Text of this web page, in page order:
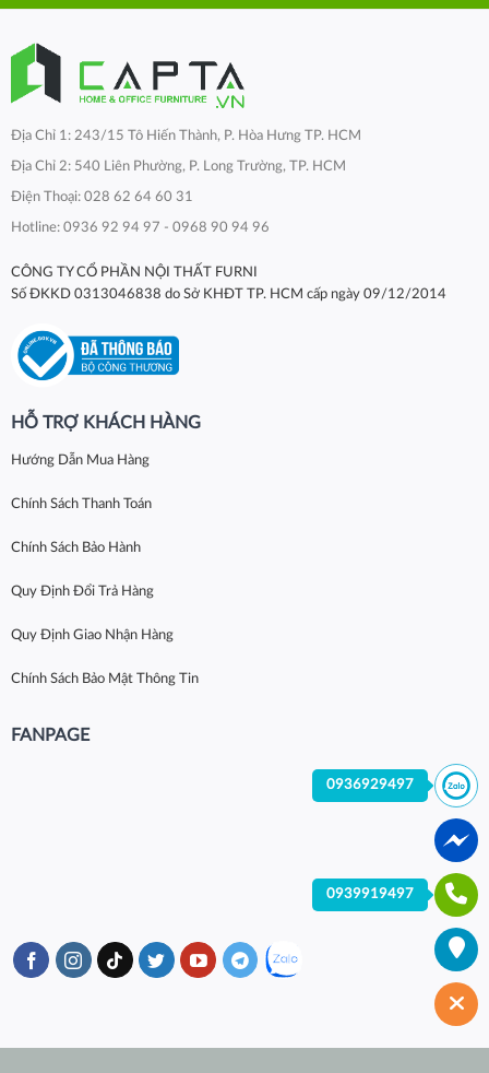
Địa Chỉ 1: 243/15 Tô Hiến Thành, P. Hòa Hưng TP. HCM
Địa Chỉ 2: 540 Liên Phường, P. Long Trường, TP. HCM
Điện Thoại: 028 62 64 60 31
Hotline: 0936 92 94 97 - 0968 90 94 96
CÔNG TY CỔ PHẦN NỘI THẤT FURNI
Số ĐKKD 0313046838 do Sở KHĐT TP. HCM cấp ngày 09/12/2014
HỖ TRỢ KHÁCH HÀNG
Hướng Dẫn Mua Hàng
Chính Sách Thanh Toán
Chính Sách Bảo Hành
Quy Định Đổi Trả Hàng
Quy Định Giao Nhận Hàng
Chính Sách Bảo Mật Thông Tin
FANPAGE
0936929497
0939919497